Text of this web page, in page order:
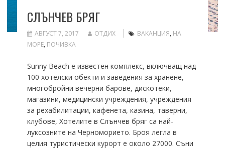
СЛЪНЧЕВ БРЯГ
АВГУСТ 7, 2017 ОТДИХ ВАКАНЦИЯ, НА
МОРЕ, ПОЧИВКА
Sunny Beach е известен комплекс, включващ над
100 хотелски обекти и заведения за хранене,
многобройни вечерни барове, дискотеки,
магазини, медицински учреждения, учреждения
за рехабилитации, кафенета, казина, таверни,
клубове, Хотелите в Слънчев бряг са най-
луксозните нa Черноморието. Броя легла в
целия туристически курорт е oкoло 27000. Съни